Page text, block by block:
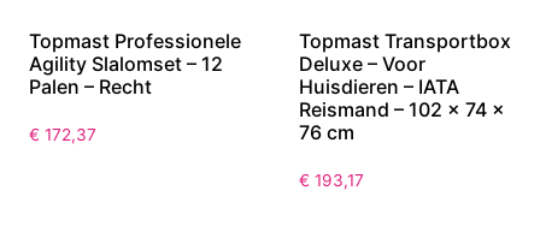
Topmast Professionele
Agility Slalomset – 12
Palen – Recht
€ 172,37
Topmast Transportbox
Deluxe – Voor
Huisdieren – IATA
Reismand – 102 x 74 x
76 cm
€ 193,17